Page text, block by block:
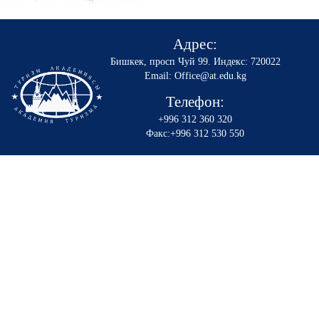
Адрес:
Бишкек, просп Чуй 99. Индекс: 720022
Email: Office@at.edu.kg
Телефон:
+996 312 360 320
Факс:+996 312 530 550